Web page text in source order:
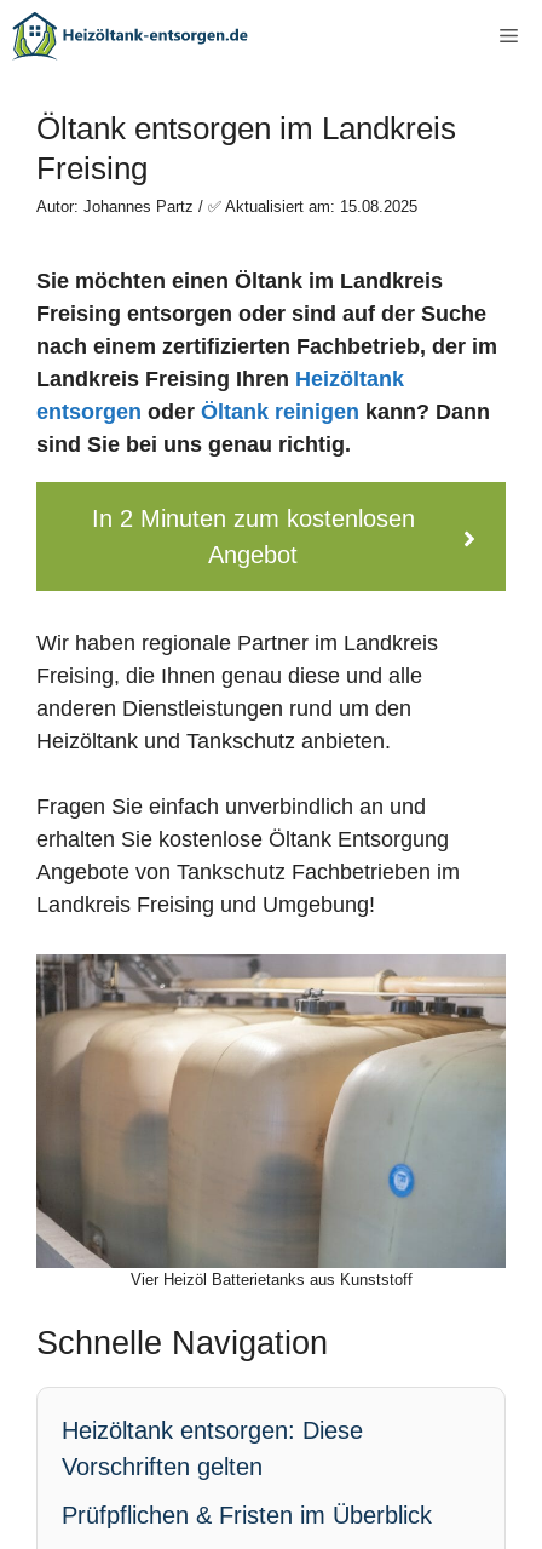
Zum
Inhalt
Öltank entsorgen im Landkreis
Freising
Autor: Johannes Partz / ✅ Aktualisiert am: 15.08.2025
Sie möchten einen Öltank im Landkreis
Freising entsorgen oder sind auf der Suche
nach einem zertifizierten Fachbetrieb, der im
Landkreis Freising Ihren Heizöltank
entsorgen oder Öltank reinigen kann? Dann
sind Sie bei uns genau richtig.
In 2 Minuten zum kostenlosen
Angebot
Wir haben regionale Partner im Landkreis
Freising, die Ihnen genau diese und alle
anderen Dienstleistungen rund um den
Heizöltank und Tankschutz anbieten.
Fragen Sie einfach unverbindlich an und
erhalten Sie kostenlose Öltank Entsorgung
Angebote von Tankschutz Fachbetrieben im
Landkreis Freising und Umgebung!
Vier Heizöl Batterietanks aus Kunststoff
Schnelle Navigation
Heizöltank entsorgen: Diese
Vorschriften gelten
Prüfpflichen & Fristen im Überblick